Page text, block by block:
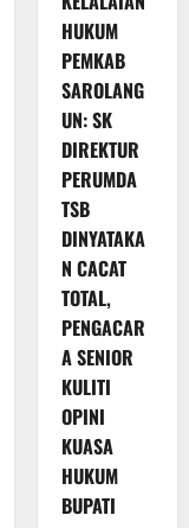
HUKUM
PEMKAB
SAROLANG
UN: SK
DIREKTUR
PERUMDA
TSB
DINYATAKA
N CACAT
TOTAL,
PENGACAR
A SENIOR
KULITI
OPINI
KUASA
HUKUM
BUPATI